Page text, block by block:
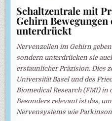
Schaltzentrale mit
Gehirn
unterdrückt
Nervenzellen im Gehirn
sondern unterdrücken sie
erstaunlicher Präzision. Dies
Universität Basel und des
Biomedical Research (FMI) in
Besonders relevant ist das,
Nervensystems wie